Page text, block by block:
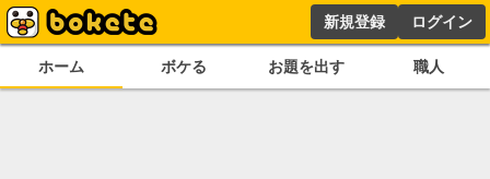
新規登録 ログイン
ホーム ボケる お題を出す 職人